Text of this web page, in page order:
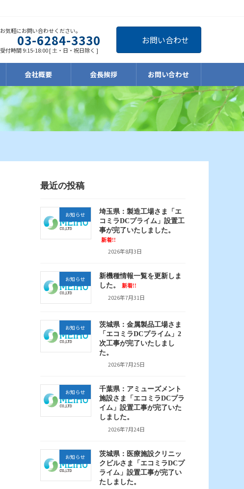
お気軽にお問い合わせください。
03-6284-3330
受付時間 9:15-18:00 [ 土・日・祝日除く ]
お問い合わせ
会社概要 会長挨拶 お問い合わせ
最近の投稿
お知らせ
埼玉県：製造工場さま「エ
コミラDCプライム」設置工
事が完了いたしました。
新着!!
2026年8月3日
お知らせ
新機種情報一覧を更新しま
した。
新着!!
2026年7月31日
お知らせ
茨城県：金属製品工場さま
「エコミラDCプライム」2
次工事が完了いたしまし
た。
2026年7月25日
お知らせ
千葉県：アミューズメント
施設さま「エコミラDCプラ
イム」設置工事が完了いた
しました。
2026年7月24日
お知らせ
茨城県：医療施設クリニッ
クビルさま「エコミラDCプ
ライム」設置工事が完了い
たしました。